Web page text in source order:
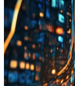
4 min de leitura
Renata Oliveira
A aceleração dos data
O crescimento
impactos negativos
quanto à automação
usuários destacam
segurança dos